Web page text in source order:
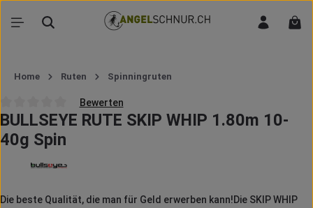
Zum Hauptinhalt springen
Home Ruten Spinningruten
Durchschnittliche Bewertung von 0 von 5 Sternen
Bewerten
BULLSEYE RUTE SKIP WHIP 1.80m 10-
40g Spin
Die beste Qualität, die man für Geld erwerben kann!Die SKIP WHIP